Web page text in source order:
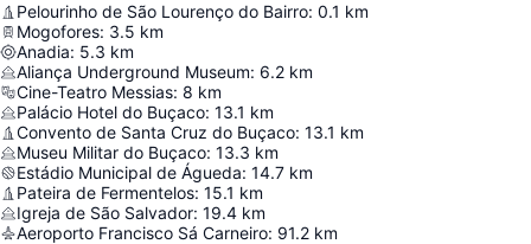
Pelourinho de São Lourenço do Bairro: 0.1 km
Mogofores: 3.5 km
Anadia: 5.3 km
Aliança Underground Museum: 6.2 km
Cine-Teatro Messias: 8 km
Palácio Hotel do Buçaco: 13.1 km
Convento de Santa Cruz do Buçaco: 13.1 km
Museu Militar do Buçaco: 13.3 km
Estádio Municipal de Águeda: 14.7 km
Pateira de Fermentelos: 15.1 km
Igreja de São Salvador: 19.4 km
Aeroporto Francisco Sá Carneiro: 91.2 km